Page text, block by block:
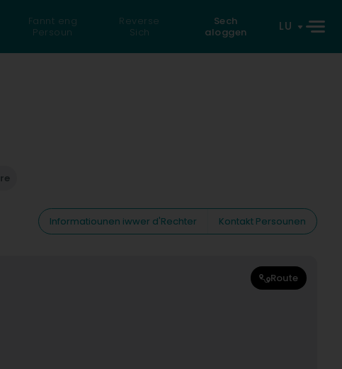
Fannt eng
Persoun
Reverse
Sich
Sech
aloggen
LU
Informatiounen iwwer d'Rechter
Kontakt Persounen
Route